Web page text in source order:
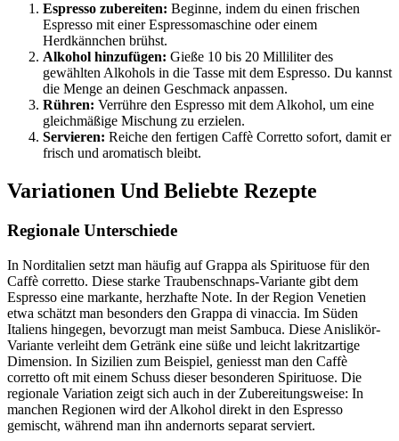
Espresso zubereiten: Beginne, indem du einen frischen
Espresso mit einer Espressomaschine oder einem
Herdkännchen brühst.
Alkohol hinzufügen: Gieße 10 bis 20 Milliliter des
gewählten Alkohols in die Tasse mit dem Espresso. Du kannst
die Menge an deinen Geschmack anpassen.
Rühren: Verrühre den Espresso mit dem Alkohol, um eine
gleichmäßige Mischung zu erzielen.
Servieren: Reiche den fertigen Caffè Corretto sofort, damit er
frisch und aromatisch bleibt.
Variationen Und Beliebte Rezepte
Regionale Unterschiede
In Norditalien setzt man häufig auf Grappa als Spirituose für den
Caffè corretto. Diese starke Traubenschnaps-Variante gibt dem
Espresso eine markante, herzhafte Note. In der Region Venetien
etwa schätzt man besonders den Grappa di vinaccia. Im Süden
Italiens hingegen, bevorzugt man meist Sambuca. Diese Anislikör-
Variante verleiht dem Getränk eine süße und leicht lakritzartige
Dimension. In Sizilien zum Beispiel, geniesst man den Caffè
corretto oft mit einem Schuss dieser besonderen Spirituose. Die
regionale Variation zeigt sich auch in der Zubereitungsweise: In
manchen Regionen wird der Alkohol direkt in den Espresso
gemischt, während man ihn andernorts separat serviert.